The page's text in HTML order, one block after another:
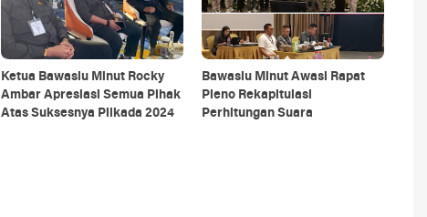
Ketua Bawaslu Minut Rocky
Ambar Apresiasi Semua Pihak
Atas Suksesnya Pilkada 2024
Bawaslu Minut Awasi Rapat
Pleno Rekapitulasi
Perhitungan Suara